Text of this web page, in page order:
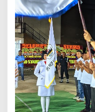
:
I
n
i
B
u
k
t
i
O
r
a